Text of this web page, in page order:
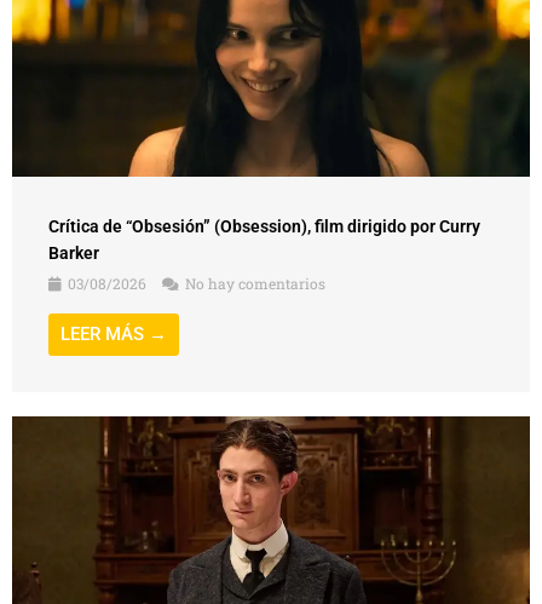
Crítica de “Obsesión” (Obsession), film dirigido por Curry
Barker
03/08/2026
No hay comentarios
LEER MÁS →